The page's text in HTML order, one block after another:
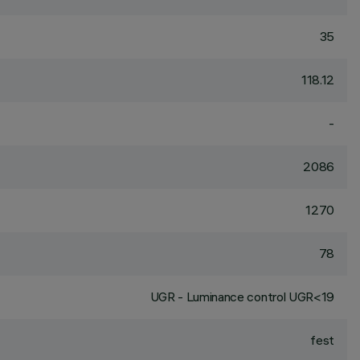
35
118.12
-
2086
1270
78
UGR - Luminance control UGR<19
fest